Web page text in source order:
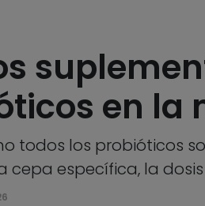
en la
todos los probióticos
específica, la